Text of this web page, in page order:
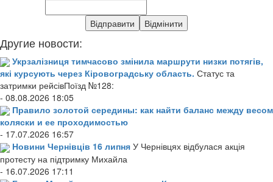
Другие новости:
Укрзалізниця тимчасово змінила маршрути низки потягів,
які курсують через Кіровоградську область. Статус та
затримки рейсівПоїзд №128:
- 08.08.2026 18:05
Правило золотой середины: как найти баланс между весом
коляски и ее проходимостью
- 17.07.2026 16:57
Новини Чернівців 16 липня У Чернівцях відбулася акція
протесту на підтримку Михайла
- 16.07.2026 17:11